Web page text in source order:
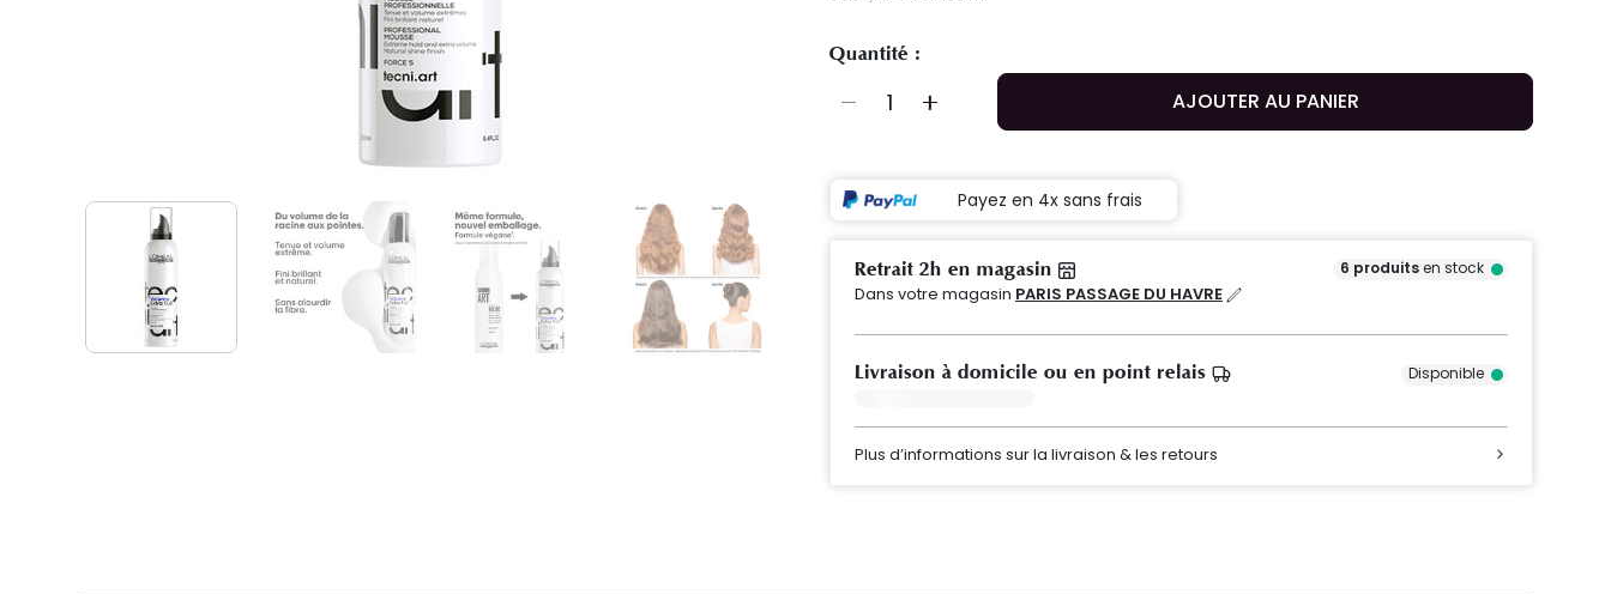
Quantité :
AJOUTER AU PANIER
Payez en 4x sans frais
Retrait 2h en magasin 6 produitsen stock
Dans votre magasin PARIS PASSAGE DU HAVRE
Livraison à domicile ou en point relais Disponible
Plus d’informations sur la livraison & les retours